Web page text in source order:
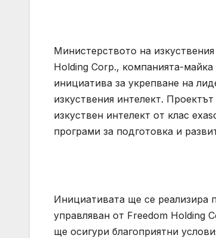
Министерството на
Holding Corp., компанията-
инициатива за укрепване на
изкуствения интелект.
изкуствен интелект от клас
програми за подготовка и
Инициативата ще се реализира
управляван от Freedom Holding
ще осигури благоприятни